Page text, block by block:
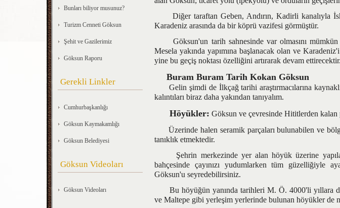
Bunları biliyor musunuz?
Turizm Cenneti Göksun
Şehit ve Gazilerimiz
Göksun Raporu
Gerekli Linkler
Cumhurbaşkanlığı
Göksun Kaymakamlığı
Göksun Belediyesi
Göksun Videoları
Göksun Videoları
Diğer taraftan Geben, Andırın, Kadirli kanalıyla
Karadeniz arasında da bir köprü vazifesi görmüştür.
Göksun'un tarih sahnesinde var olmasını mümkün
Mesela yakında yapımına başlanacak olan ve
yine bu geçiş noktası özelliğini artırarak devam ettirecektir.
Buram Buram Tarih Kokan Göksun
Gelin şimdi de İlkçağ tarihi araştırmacılarına
kalıntıları biraz daha yakından tanıyalım.
Höyükler: Göksun ve çevresinde Hititlerden
Üzerinde halen seramik parçaları bulunabilen ve
tanıklık etmektedir.
Şehrin merkezinde yer alan höyük üzerine
bahçesinde çayınızı yudumlarken tüm güzelliğiyle
Göksun'u seyredebilirsiniz.
Bu höyüğün yanında tarihleri M. Ö. 4000'li yıllara
ve Maltepe gibi yerleşim yerlerinde bulunan höyükler de